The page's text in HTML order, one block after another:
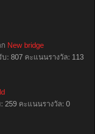
New bridge
บ: 807 คะแนนรางวัล: 113
259 คะแนนรางวัล: 0